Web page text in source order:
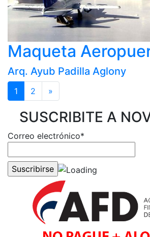
Maqueta
Arq. Ayub Padilla Aglony
1 2 »
SUSCRIBITE A
Correo electrónico*